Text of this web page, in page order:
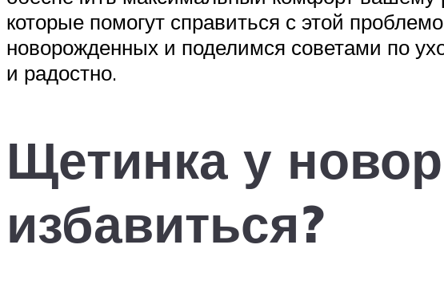
которые помогут справиться с этой
новорожденных и поделимся советами по
и радостно.
Щетинка у
избавиться?